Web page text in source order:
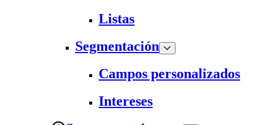
Listas
Segmentación
Campos personalizados
Intereses